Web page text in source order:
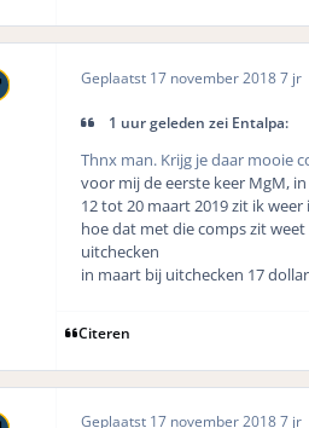
Geplaatst 17 november 20187 jr
1 uur geleden zei Entalpa:
Thnx man. Krijg je daar mooie
voor mij de eerste keer MgM,
12 tot 20 maart 2019 zit ik weer
hoe dat met die comps zit
uitchecken
in maart bij uitchecken 17
Citeren
Geplaatst 17 november 20187 jr